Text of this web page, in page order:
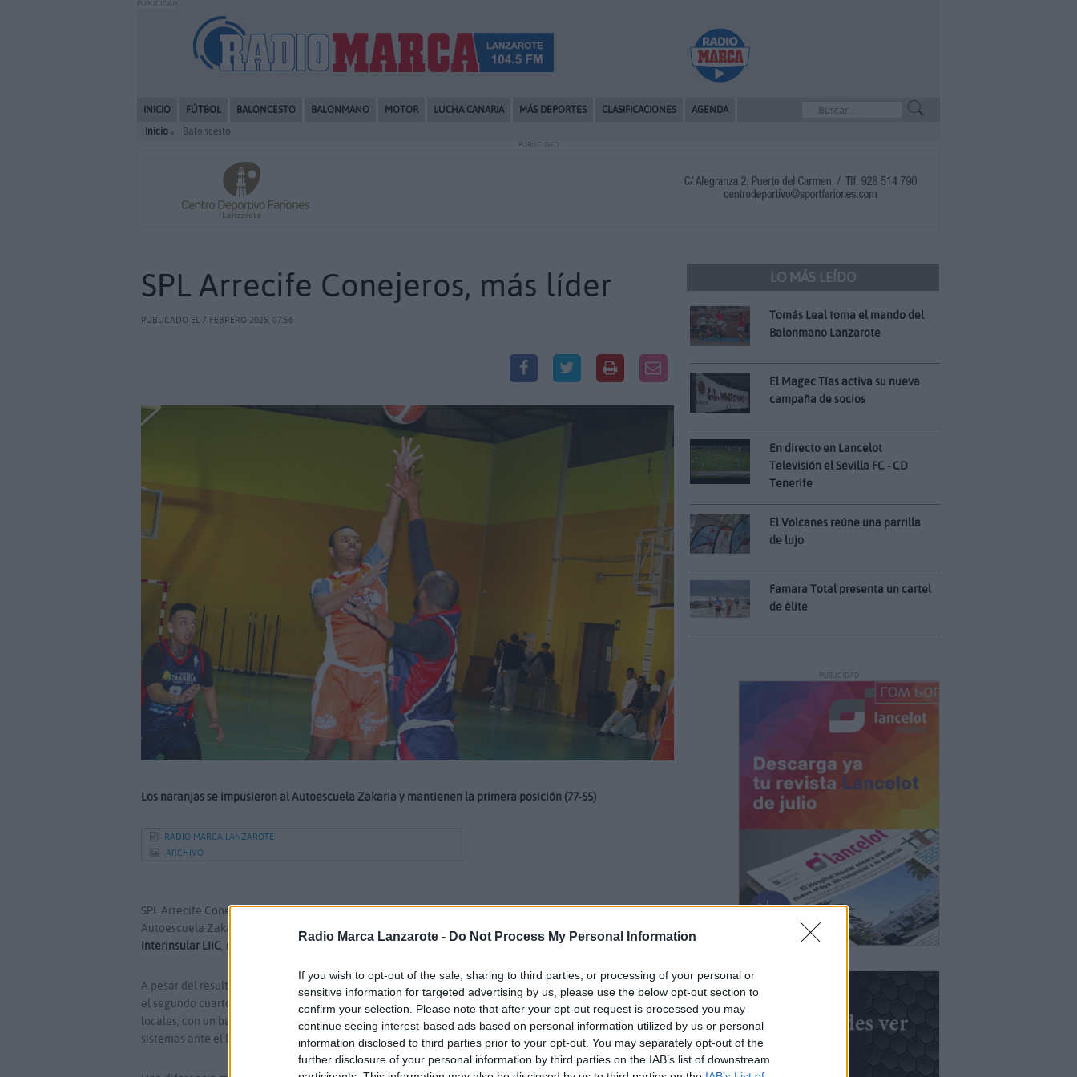
Radio Marca Lanzarote - Do Not Process My Personal Information
If you wish to opt-out of the sale, sharing to third parties, or processing of your personal or
sensitive information for targeted advertising by us, please use the below opt-out section to
confirm your selection. Please note that after your opt-out request is processed you may
continue seeing interest-based ads based on personal information utilized by us or personal
information disclosed to third parties prior to your opt-out. You may separately opt-out of the
further disclosure of your personal information by third parties on the IAB’s list of downstream
PUBLICIDAD
INICIO FÚTBOL BALONCESTO BALONMANO MOTOR LUCHA CANARIA MÁS DEPORTES CLASIFICACIONES
AGENDA
Inicio
Baloncesto
PUBLICIDAD
SPL Arrecife Conejeros, más líder
PUBLICADO EL 7 FEBRERO 2025, 07:56
Los naranjas se impusieron al Autoescuela Zakaria y mantienen la primera posición (77-55)
RADIO MARCA LANZAROTE
ARCHIVO
SPL Arrecife Conejeros conseguía anoche una importante victoria en el Pabellón del IES Las Salinas ante
Autoescuela Zakaria (77-55) en partido correspondiente a la décimo tercerajornada del grupo B de la
Interinsular LIIC, última de los naranjas en esta primera fase pues descansan en la jornada final.
A pesar del resultado final, el choque empezó igualado, con empate a once tras el primer parcial. Incluso
el segundo cuarto se mantuvo con cierta paridad, aunque ya se veían dos formas distintas de jugar, los
locales, con un banquillo extremadamente corto al contar con solo siete piezas y confiando en sus
sistemas ante el libertinaje algo descontrolado de los antiguos Titanes.
LO MÁS LEÍDO
Tomás Leal toma el mando del
Balonmano Lanzarote
El Magec Tías activa su nueva
campaña de socios
En directo en Lancelot
Televisión el Sevilla FC - CD
Tenerife
El Volcanes reúne una parrilla
de lujo
Famara Total presenta un cartel
de élite
PUBLICIDAD